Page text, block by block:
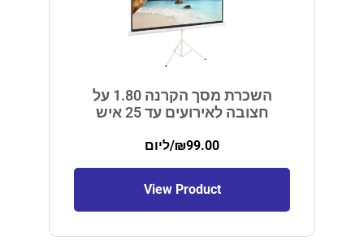
השכרת מסך הקרנה 1.80 על
חצובה לאירועים עד 25 איש
₪99.00 /ליום
View Product